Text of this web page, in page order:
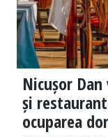
Nicușor
și
ocuparea